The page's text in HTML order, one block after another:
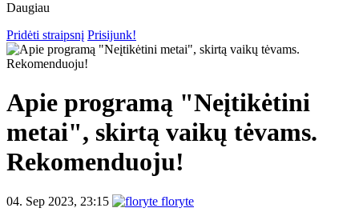
Daugiau
Pridėti straipsnį Prisijunk!
Apie programą "Neįtikėtini
metai", skirtą vaikų tėvams.
Rekomenduoju!
04. Sep 2023, 23:15
floryte